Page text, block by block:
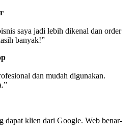
saya jadi lebih dikenal dan order
banyak!”
dan mudah digunakan.
dapat klien dari Google. Web benar-